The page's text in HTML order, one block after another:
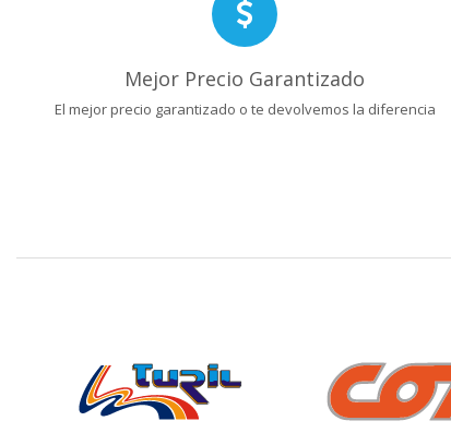
Mejor Precio Garantizado
El mejor precio garantizado o te devolvemos la diferencia